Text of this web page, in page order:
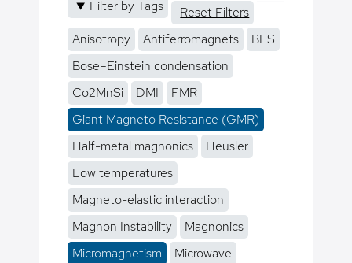
Filter by Tags
Reset Filters
Anisotropy
Antiferromagnets
BLS
Bose–Einstein condensation
Co2MnSi
DMI
FMR
Giant Magneto Resistance (GMR)
Half-metal magnonics
Heusler
Low temperatures
Magneto-elastic interaction
Magnon Instability
Magnonics
Micromagnetism
Microwave